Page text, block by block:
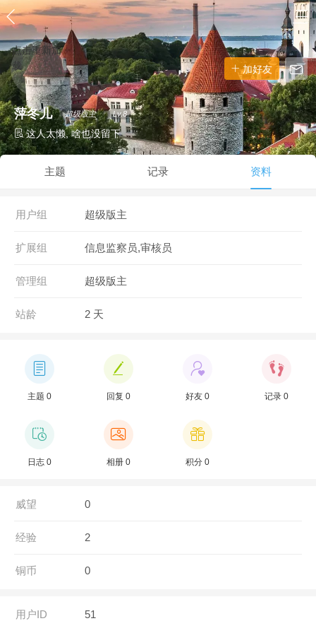
点击重新加
载
加好友
萍冬儿 超级版主 Lv.8
这人太懒, 啥也没留下
主题 记录 资料
用户组 超级版主
扩展组 信息监察员,审核员
管理组 超级版主
站龄 2 天
主题 0 回复 0 好友 0 记录 0
日志 0 相册 0 积分 0
威望 0
经验 2
铜币 0
用户ID 51